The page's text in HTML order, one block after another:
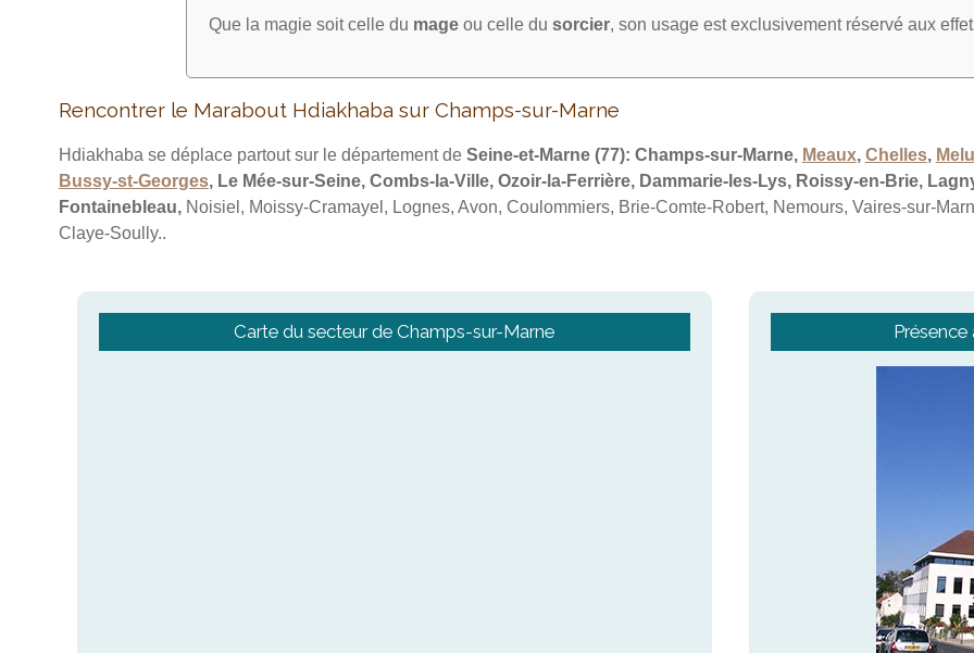
Que la magie soit celle du mage ou celle du sorcier, son usage est exclusivement réservé aux
Rencontrer le Marabout Hdiakhaba sur Champs-sur-Marne
Hdiakhaba se déplace partout sur le département de Seine-et-Marne (77): Champs-sur-Marne, Meaux, Chelles,
Bussy-st-Georges, Le Mée-sur-Seine, Combs-la-Ville, Ozoir-la-Ferrière, Dammarie-les-Lys, Roissy-en-Brie,
Fontainebleau, Noisiel, Moissy-Cramayel, Lognes, Avon, Coulommiers, Brie-Comte-Robert, Nemours, Vaires-sur-
Claye-Soully..
Carte du secteur de Champs-sur-Marne